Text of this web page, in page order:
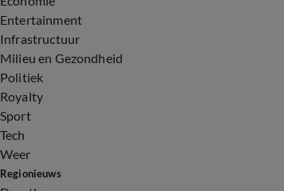
Entertainment
Infrastructuur
Milieu en Gezondheid
Politiek
Royalty
Sport
Tech
Weer
Regionieuws